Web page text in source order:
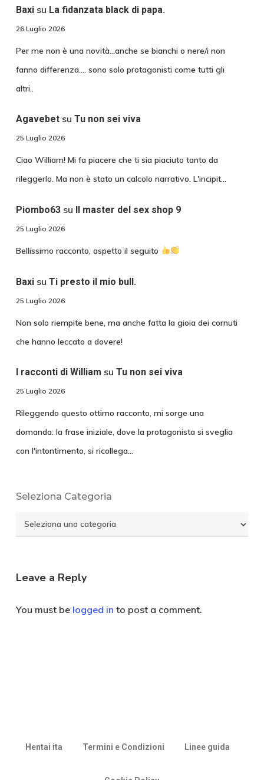
Baxisu La fidanzata black di papa.
26 Luglio 2026
Per me non è una novità...anche se bianchi o nere/i non
fanno differenza.... sono solo protagonisti come tutti gli
altri..
Agavebetsu Tu non sei viva
25 Luglio 2026
Ciao William! Mi fa piacere che ti sia piaciuto tanto da
rileggerlo. Ma non è stato un calcolo narrativo. L'incipit…
Piombo63su Il master del sex shop 9
25 Luglio 2026
Bellissimo racconto, aspetto il seguito
Baxisu Ti presto il mio bull.
25 Luglio 2026
Non solo riempite bene, ma anche fatta la gioia dei cornuti
che hanno leccato a dovere!
I racconti di William su Tu non sei viva
25 Luglio 2026
Rileggendo questo ottimo racconto, mi sorge una
domanda: la frase iniziale, dove la protagonista si sveglia
con l'intontimento, si ricollega…
Seleziona Categoria
Seleziona
Categoria
Leave a Reply
You must be logged in to post a comment.
Hentai ita Termini e Condizioni Linee guida